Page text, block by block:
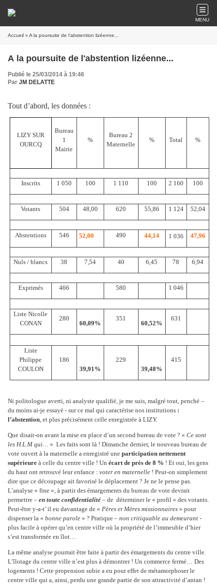
MENU
Accueil » A la poursuite de l'abstention lizéenne...
A la poursuite de l'abstention lizéenne...
Publié le 25/03/2014 à 19:46
Par JM DELATTE
Tout d’abord, les données :
LIZY SUR
OURCQ
Bureau
1
Mairie
%
Bureau 2
Maternelle
% Total %
Inscrits 1 050 100 1 110 100 2 160 100
Votants 504 48,00 620 55,86 1 124 52,04
Abstentions 546 52,00 490 44,14 1 036 47,96
Nuls / blancs 38 7,54 40 6,45 78 6,94
Exprimés 466 580 1 046
Liste Nicolle
CONAN
280
60,09%
351
60,52%
631
Liste
Philippe
COULON
186
39,91%
229
39,48%
415
Ni politologue averti, ni analyste qualifié, je me suis, malgré tout, penché –
du moins ai-je essayé - sur ce mal qui caractérise nos institutions :
l’abstention , et plus précisément celle enregistrée à LIZY.
Que disait-on avant la mise en place d’un second bureau de vote ? « Ce sont
les H.L.M qui…
» Les faits sont là ! Dimanche dernier, le nouveau bureau de
vote ouvert à la maternelle a enregistré une participation nettement
supérieure à celle du centre ville ! Un écart de près de 8 % ! Et oui, les gens
du haut ont retrouvé leur enfance : voter en maternelle ! Peut-on simplement
dire que ce découpage ait favorisé le déplacement ? Je ne le pense pas.
L’analyse « fine », à partir des émargements du bureau de vote devrait
permettre – en toute confidentialité – de déterminer le « profil » des votants.
Peut-être y-a-t’ il eu davantage de « Pères et Mères missionnaires » pour
dispenser la « bonne parole » ? Pratique – non critiquable au demeurant -
plus facile à opérer qu’en centre ville où la propriété de l’immeuble d’hier
s’est transformée en îlot…
La même analyse pourrait être faite à partir des émargements du centre ville.
L’îlotage du centre ville n’est plus à démontrer ! Un commerce fermé… Des
logements ! Cette propension subie a eu pour effet de métamorphoser le
centre ville qui a, ainsi, perdu une grande partie de son attractivité d’antan !